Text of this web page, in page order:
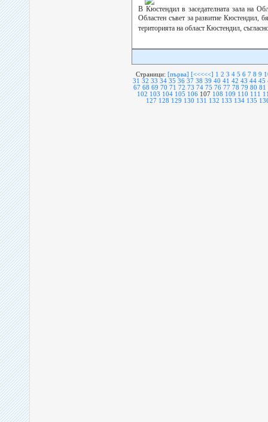
В Кюстендил в заседателната зала на
Областен съвет за развитие Кюстендил,
територията на област Кюстендил,
Страници: [първа] [<<<<<] 1 2 3 4 5 6 7 8 9
31 32 33 34 35 36 37 38 39 40 41 42 43 44 45
67 68 69 70 71 72 73 74 75 76 77 78 79 80 81
102 103 104 105 106 107 108 109 110 111
127 128 129 130 131 132 133 134 135